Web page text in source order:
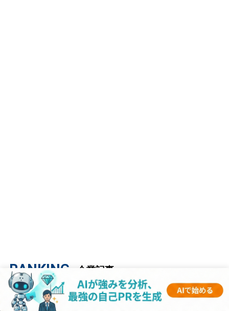
RANKING - 企業記事 -
1
【キーエンス】平均年収2182万円｜年収推